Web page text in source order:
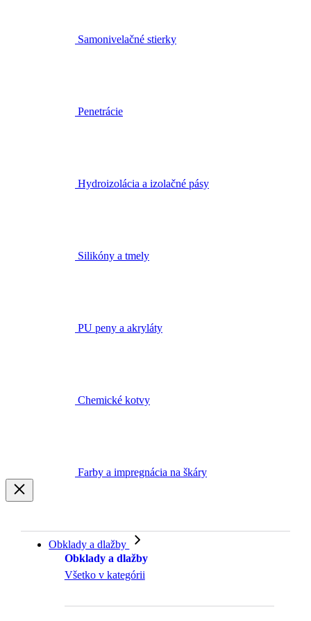
Samonivelačné stierky
Penetrácie
Hydroizolácia a izolačné pásy
Silikóny a tmely
PU peny a akryláty
Chemické kotvy
Farby a impregnácia na škáry
Obklady a dlažby
Obklady a dlažby
Všetko v kategórii